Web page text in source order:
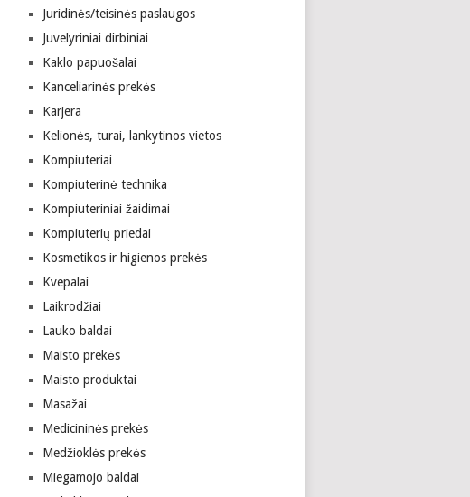
Juridinės/teisinės paslaugos
Juvelyriniai dirbiniai
Kaklo papuošalai
Kanceliarinės prekės
Karjera
Kelionės, turai, lankytinos vietos
Kompiuteriai
Kompiuterinė technika
Kompiuteriniai žaidimai
Kompiuterių priedai
Kosmetikos ir higienos prekės
Kvepalai
Laikrodžiai
Lauko baldai
Maisto prekės
Maisto produktai
Masažai
Medicininės prekės
Medžioklės prekės
Miegamojo baldai